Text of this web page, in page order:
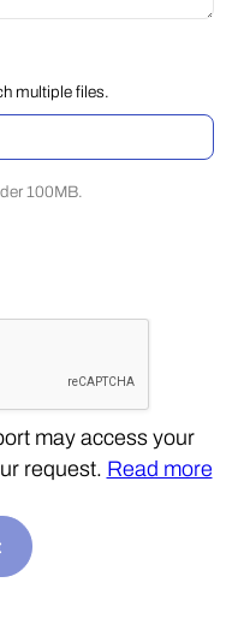
multiple files.
100MB.
may access your
request. Read more